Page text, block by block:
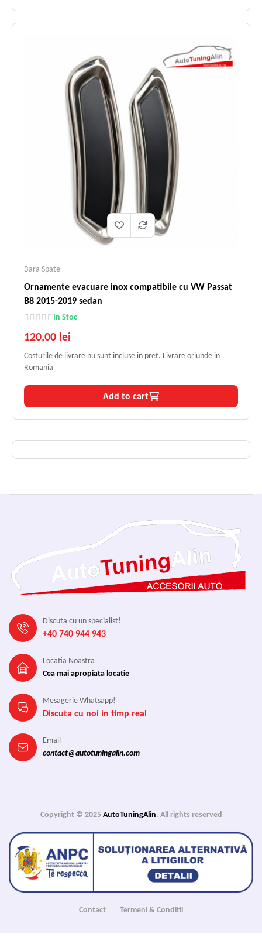
Bara Spate
Ornamente evacuare inox compatibile cu VW Passat
B8 2015-2019 sedan
In Stoc
120,00 lei
Costurile de livrare nu sunt incluse in pret. Livrare oriunde in
Romania
Add to cart
Discuta cu un specialist!
+40 740 944 943
Locatia Noastra
Cea mai apropiata locatie
Mesagerie Whatsapp!
Discuta cu noi in timp real
Email
contact@autotuningalin.com
Copyright © 2025AutoTuningAlin. All rights reserved
Contact Termeni & Conditii